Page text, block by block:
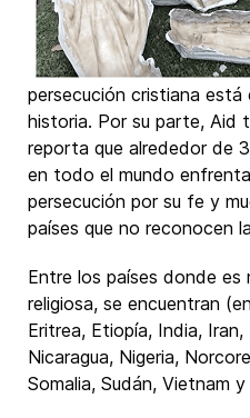
persecución cristiana está
historia. Por su parte, Aid
reporta que alrededor de
en todo el mundo
persecución por su fe y
países que no reconocen
Entre los países donde es
religiosa, se encuentran
Eritrea, Etiopía, India,
Nicaragua, Nigeria,
Somalia, Sudán, Vietnam y